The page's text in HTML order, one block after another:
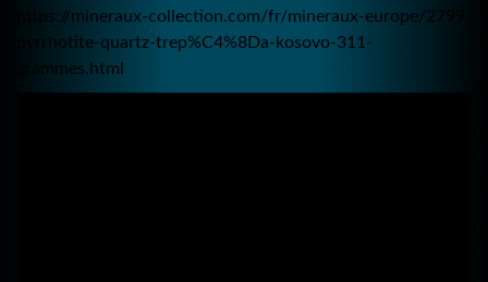
https://mineraux-collection.com/fr/mineraux-europe/2799-
pyrrhotite-quartz-trep%C4%8Da-kosovo-311-
grammes.html